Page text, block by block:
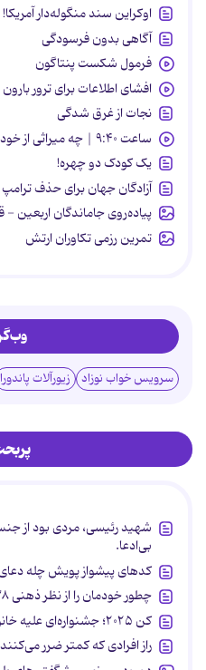
اوکراین سند منگوله‌دار آمریکا!
آگاهی بدون فرسودگی
فرمول شکست پنتاگون
افشای اطلاعات برای ترور
نجات از غرق شدگی
ساعت ۹:۴۰ | چه میراثی از خود به جای گذاشت؟
یک کودک دو چهره!
آزادگان جهان برای حذف
پیاده‌روی جاماندگان اربعین -
تمرین رزمی تکاوران ارتش
سرویس خواب نوزاد زیورآلات پاندورا
شهید رئیسی، مردی بود از
بی‌ادعا.
کدهای پیشواز پویش چله
چطور خودمان را از نظر ذهنی ۳۸ برابر قوی‌تر کنیم؟
کن ۲۰۲۵؛ جشنواره‌ای علیه خانواده
راز افرادی که کمتر ضرر